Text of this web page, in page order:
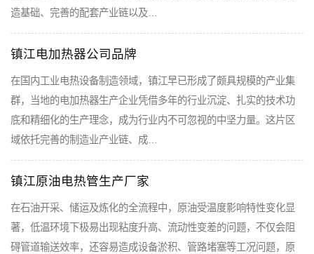
造基础、完善的配套产业链以及…
镇江电加热器公司品牌
在国内工业电热设备制造领域，镇江早已形成了颇具规模的产业集
群，当地的电加热器生产企业凭借多年的行业沉淀、扎实的技术功
底和精细化的生产理念，成为行业内不可忽视的中坚力量。这片区
域依托完善的制造业产业链、成…
镇江原油电热管生产厂家
在石油开采、储运及炼化的全流程中，原油受温度影响特性变化显
著，低温环境下极易出现粘度升高、流动性变差的问题，不仅会阻
碍管道输送效率，还容易造成设备淤积、管路堵塞等工况问题，原